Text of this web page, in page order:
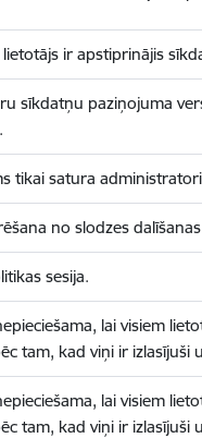
ir apstiprinājis
sīkdatņu paziņojuma
tikai satura
no slodzes
sesija.
lai visiem
tam, kad viņi ir izlasījuši
lai visiem
tam, kad viņi ir izlasījuši